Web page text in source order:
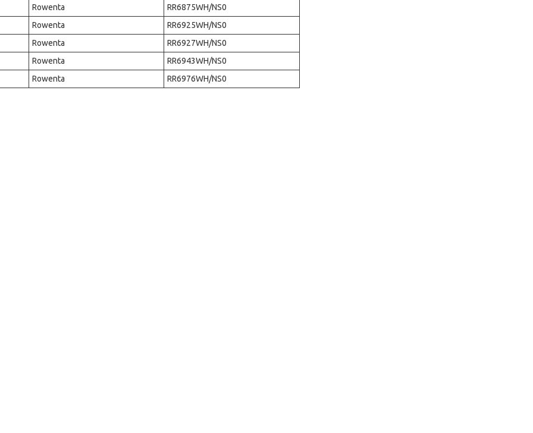
Rowenta
RR6875WH/NS0
Rowenta
RR6925WH/NS0
Rowenta
RR6927WH/NS0
Rowenta
RR6943WH/NS0
Rowenta
RR6976WH/NS0